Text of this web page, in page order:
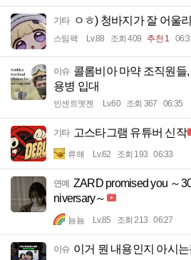
기타 ㅇㅎ) 청바지가 잘 어울
스팀팩 Lv.88 조회 409 추천 1
이슈 콜롬비아 마약 조직원들
용병 입대
빈센트멧젠 Lv.60 조회 367 06:35
기타 고스타그램 유튜버 신작
류햬 Lv.62 조회 193 06:33
연예
ZARD promised you ～
niversary～
뇸뇸 Lv.85 조회 213 06:27
이슈 이거 뭔 내용인지 아시는